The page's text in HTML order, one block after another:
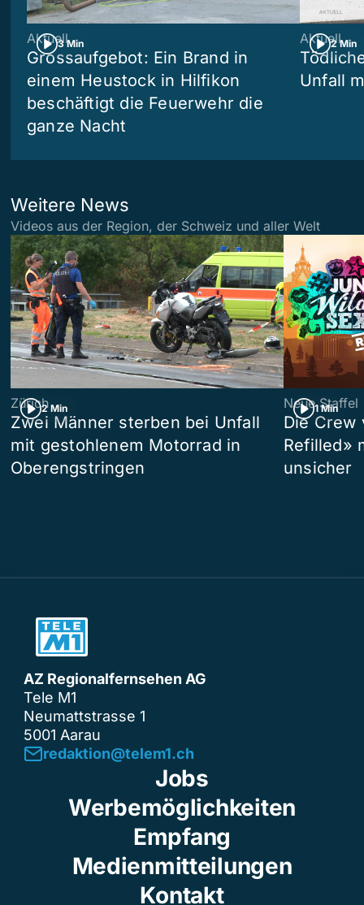
3 Min
Aktuell
Grossaufgebot: Ein Brand in
einem Heustock in Hilfikon
beschäftigt die Feuerwehr die
ganze Nacht
2 Min
Aktuell
Unfall
Weitere News
Videos aus der Region, der Schweiz und aller Welt
2 Min
Zürich
Zwei Männer sterben bei Unfall
mit gestohlenem Motorrad in
Oberengstringen
1 Min
Neue Staffel
Die Crew
Refilled»
unsicher
AZ Regionalfernsehen AG
Tele M1
Neumattstrasse 1
5001 Aarau
redaktion@telem1.ch
Jobs
Werbemöglichkeiten
Empfang
Medienmitteilungen
Kontakt